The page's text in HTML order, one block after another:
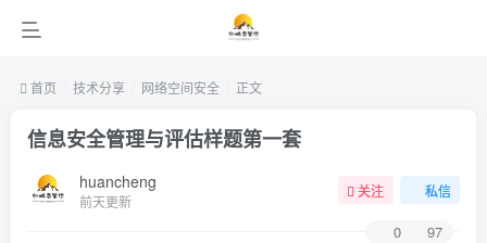
首页 技术分享 网络空间安全 正文
信息安全管理与评估样题第一套
huancheng
前天更新
关注 私信
0 97